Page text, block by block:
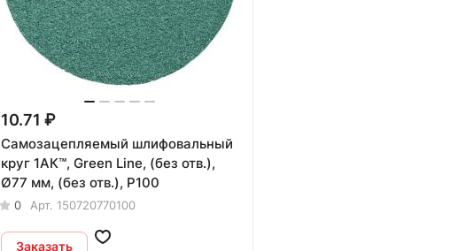
10.71 ₽
Самозацепляемый шлифовальный
круг 1АК™, Green Line, (без отв.),
Ø77 мм, (без отв.), P100
0 Арт. 150720770100
Заказать